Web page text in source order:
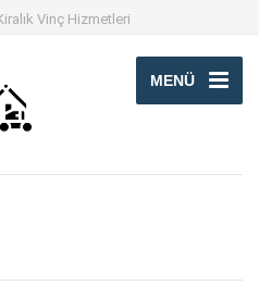
Vinç Hizmetleri
MENÜ